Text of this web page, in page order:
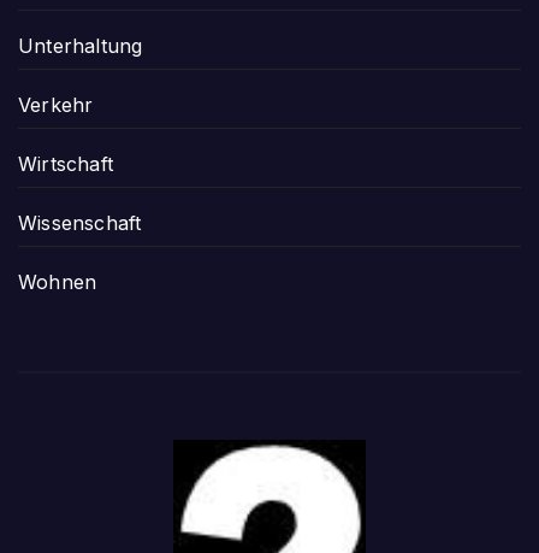
Unterhaltung
Verkehr
Wirtschaft
Wissenschaft
Wohnen